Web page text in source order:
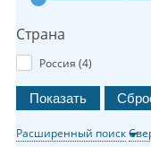
Страна
Россия (4)
Расширенный поиск